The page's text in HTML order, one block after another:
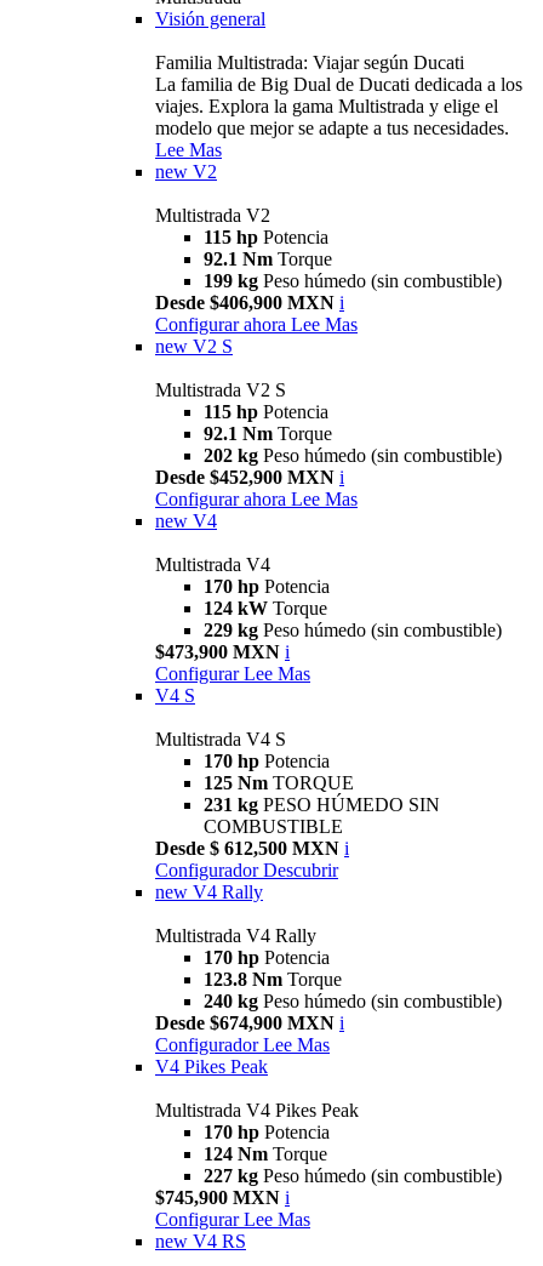
Visión general
Familia Multistrada: Viajar según Ducati
La familia de Big Dual de Ducati dedicada a los
viajes. Explora la gama Multistrada y elige el
modelo que mejor se adapte a tus necesidades.
Lee Mas
new V2
Multistrada V2
115 hp Potencia
92.1 Nm Torque
199 kg Peso húmedo (sin combustible)
Desde $406,900 MXN i
Configurar ahora Lee Mas
new V2 S
Multistrada V2 S
115 hp Potencia
92.1 Nm Torque
202 kg Peso húmedo (sin combustible)
Desde $452,900 MXN i
Configurar ahora Lee Mas
new V4
Multistrada V4
170 hp Potencia
124 kW Torque
229 kg Peso húmedo (sin combustible)
$473,900 MXN i
Configurar Lee Mas
V4 S
Multistrada V4 S
170 hp Potencia
125 Nm TORQUE
231 kg PESO HÚMEDO SIN
COMBUSTIBLE
Desde $ 612,500 MXN i
Configurador Descubrir
new V4 Rally
Multistrada V4 Rally
170 hp Potencia
123.8 Nm Torque
240 kg Peso húmedo (sin combustible)
Desde $674,900 MXN i
Configurador Lee Mas
V4 Pikes Peak
Multistrada V4 Pikes Peak
170 hp Potencia
124 Nm Torque
227 kg Peso húmedo (sin combustible)
$745,900 MXN i
Configurar Lee Mas
new V4 RS